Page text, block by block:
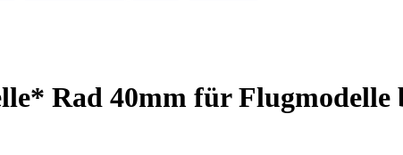
Rad 40mm für Flugmodelle